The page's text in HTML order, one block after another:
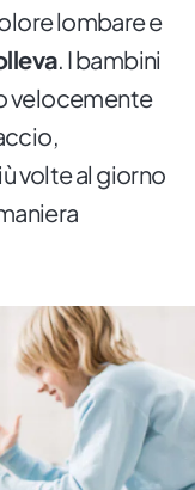
lombare e
. I bambini
velocemente
volte al giorno